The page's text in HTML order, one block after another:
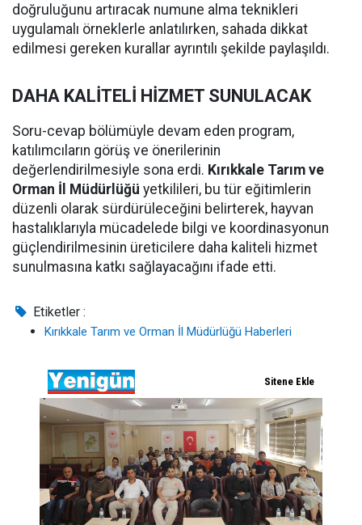
doğruluğunu artıracak numune alma teknikleri
uygulamalı örneklerle anlatılırken, sahada dikkat
edilmesi gereken kurallar ayrıntılı şekilde paylaşıldı.
DAHA KALİTELİ HİZMET SUNULACAK
Soru-cevap bölümüyle devam eden program,
katılımcıların görüş ve önerilerinin
değerlendirilmesiyle sona erdi. Kırıkkale Tarım ve
Orman İl Müdürlüğü yetkilileri, bu tür eğitimlerin
düzenli olarak sürdürüleceğini belirterek, hayvan
hastalıklarıyla mücadelede bilgi ve koordinasyonun
güçlendirilmesinin üreticilere daha kaliteli hizmet
sunulmasına katkı sağlayacağını ifade etti.
Etiketler :
Kırıkkale Tarım ve Orman İl Müdürlüğü Haberleri